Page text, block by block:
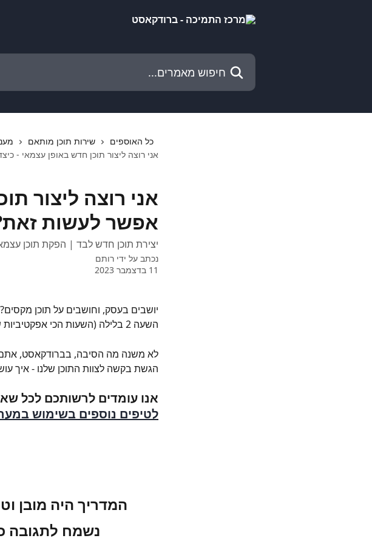
חיפוש מאמרים...
כל האוספים שירות תוכן מותאם
אני רוצה ליצור תוכן חדש באופן עצמאי -
אני רוצה ליצור
אפשר לעשות
יצירת תוכן חדש לבד | הפקת תוכן
נכתב על ידי רותם
11 בדצמבר 2023
יושבים בעסק, וחושבים על תוכן מקסים?
השעה 2 בלילה (השעות הכי אפקטיביות שלכם 😄 - גם שלנו), ומעוניינים בתוכן למחר?
לא משנה מה הסיבה, בברודקאסט, אתם
הגשת בקשה לצוות התוכן שלנו - איך
אנו עומדים לרשותכם לכל
לטיפים נוספים בשימוש
המדריך היה מובן
נשמח לתגובה